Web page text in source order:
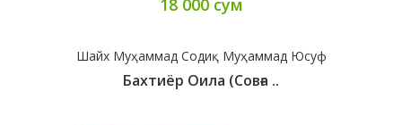
18 000 сум
Шайх Муҳаммад Содиқ Муҳаммад Юсуф
Бахтиёр Оила (совға ..